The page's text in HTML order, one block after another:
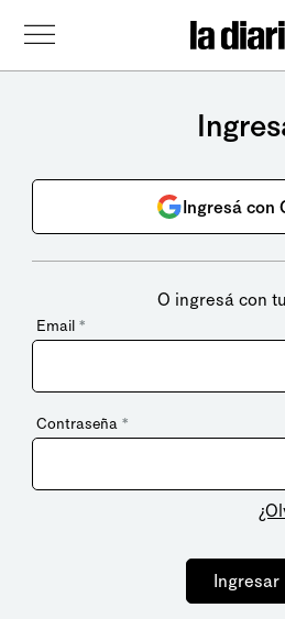
Ingresá con
O ingresá con
Email *
Contraseña *
Ingresar